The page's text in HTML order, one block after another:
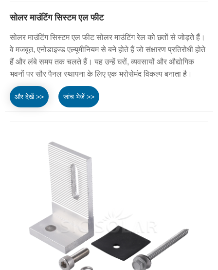
सोलर माउंटिंग सिस्टम एल फीट
सोलर माउंटिंग सिस्टम एल फीट सोलर माउंटिंग रेल को छतों से जोड़ते हैं।
वे मजबूत, एनोडाइज्ड एल्यूमीनियम से बने होते हैं जो संक्षारण प्रतिरोधी होते
हैं और लंबे समय तक चलते हैं। यह उन्हें घरों, व्यवसायों और औद्योगिक
भवनों पर सौर पैनल स्थापना के लिए एक भरोसेमंद विकल्प बनाता है।
और देखें >> जांच भेजें >>